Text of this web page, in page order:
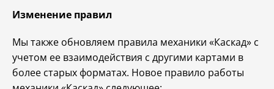
Изменение правил
Мы также обновляем правила механики «Каскад» с
учетом ее взаимодействия с другими картами в
более старых форматах. Новое правило работы